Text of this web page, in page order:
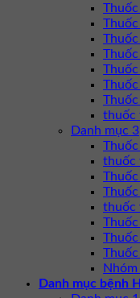
Thuốc
thuốc
Danh mục 3
thuốc
thuốc
Danh mục bệnh